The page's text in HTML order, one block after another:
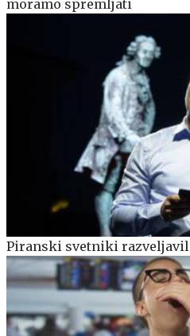
moramo spremljati
Piranski svetniki